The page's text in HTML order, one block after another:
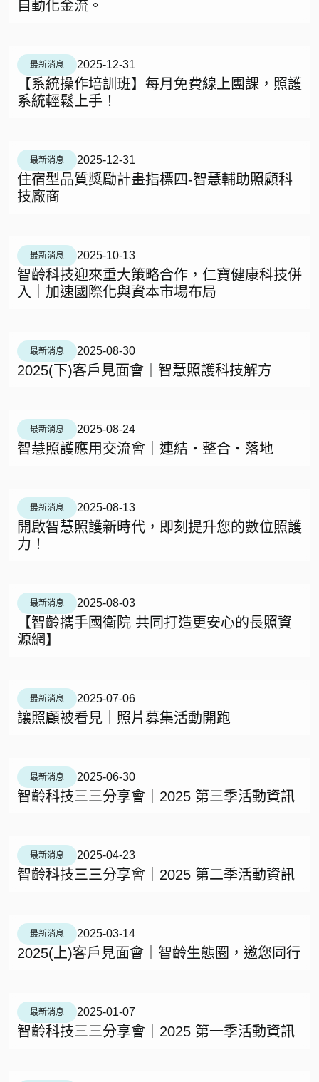
自動化金流。
最新消息 2025-12-31
【系統操作培訓班】每月免費線上團課，照護
系統輕鬆上手！
最新消息 2025-12-31
住宿型品質獎勵計畫指標四-智慧輔助照顧科
技廠商
最新消息 2025-10-13
智齡科技迎來重大策略合作，仁寶健康科技併
入｜加速國際化與資本市場布局
最新消息 2025-08-30
2025(下)客戶見面會｜智慧照護科技解方
最新消息 2025-08-24
智慧照護應用交流會｜連結・整合・落地
最新消息 2025-08-13
開啟智慧照護新時代，即刻提升您的數位照護
力！
最新消息 2025-08-03
【智齡攜手國衛院 共同打造更安心的長照資
源網】
最新消息 2025-07-06
讓照顧被看見｜照片募集活動開跑
最新消息 2025-06-30
智齡科技三三分享會｜2025 第三季活動資訊
最新消息 2025-04-23
智齡科技三三分享會｜2025 第二季活動資訊
最新消息 2025-03-14
2025(上)客戶見面會｜智齡生態圈，邀您同行
最新消息 2025-01-07
智齡科技三三分享會｜2025 第一季活動資訊